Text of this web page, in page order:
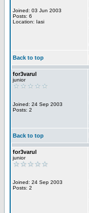
Joined: 03 Jun 2003
Posts: 6
Location: Iasi
Back to top
for3varul
junior
Joined: 24 Sep 2003
Posts: 2
Back to top
for3varul
junior
Joined: 24 Sep 2003
Posts: 2